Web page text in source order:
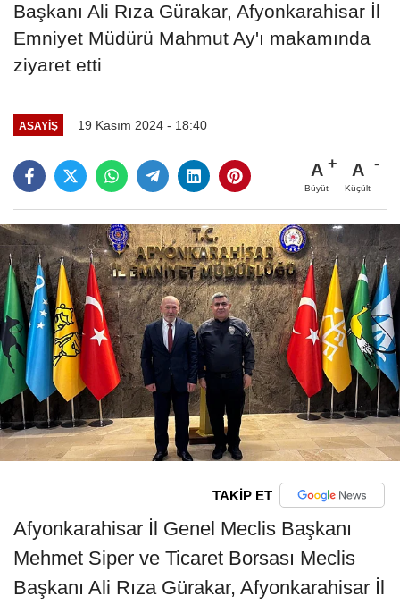
Başkanı Ali Rıza Gürakar, Afyonkarahisar İl
Emniyet Müdürü Mahmut Ay'ı makamında
ziyaret etti
ASAYIŞ 19 Kasım 2024 - 18:40
A
Büyüt
A
Küçült
TAKİP ET
Afyonkarahisar İl Genel Meclis Başkanı
Mehmet Siper ve Ticaret Borsası Meclis
Başkanı Ali Rıza Gürakar, Afyonkarahisar İl